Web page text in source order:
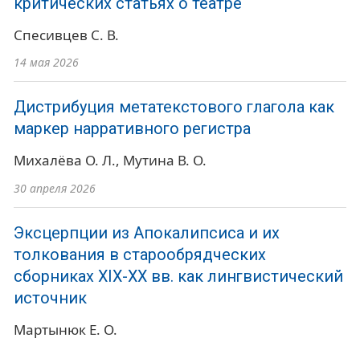
Спесивцев С. В.
14 мая 2026
Дистрибуция метатекстового глагола как
маркер нарративного регистра
Михалёва О. Л. Мутина В. О.
30 апреля 2026
Эксцерпции из Апокалипсиса и их
толкования в старообрядческих
сборниках XIX-XX вв. как лингвистический
источник
Мартынюк Е. О.